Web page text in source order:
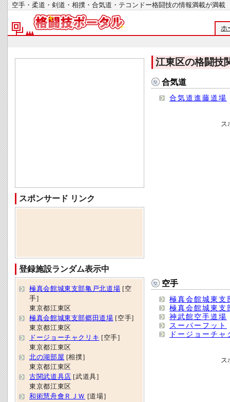
空手・柔道・剣道・相撲・合気道・テコンドー格闘技の情報満載が
ホ
江東区の格闘技
合気道
合気道進藤道場
ス
空手
極真会館城東支
極真会館城東支
神武館空手道場
スーパーフット
ドージョーチャ
ス
スポンサード リンク
登録施設ランダム表示中
極真会館城東支部亀戸北道場 [空
手]
東京都江東区
極真会館城東支部郷田道場 [空手]
東京都江東区
ドージョーチャクリキ [空手]
東京都江東区
北の湖部屋 [相撲]
東京都江東区
古関武道具店 [武道具]
東京都江東区
和術慧舟會ＲＪＷ [道場]